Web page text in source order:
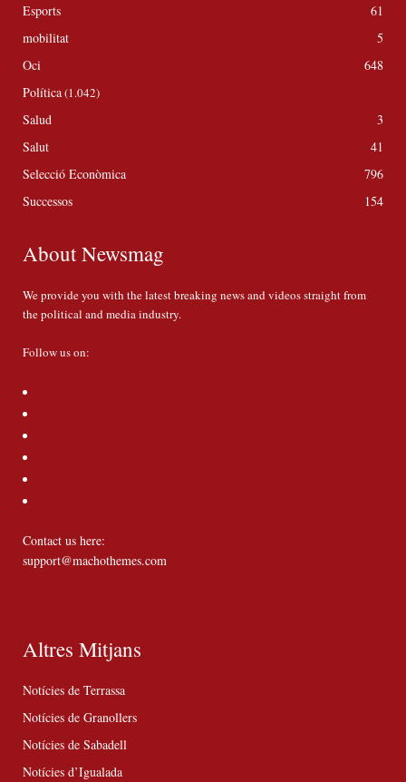
Esports
61
mobilitat
5
Oci
648
Política(1.042)
Salud
3
Salut
41
Selecció Econòmica
796
Successos
154
About Newsmag
We provide you with the latest breaking news and videos straight from
the political and media industry.
Follow us on:
Contact us here:
support@machothemes.com
Altres Mitjans
Notícies de Terrassa
Notícies de Granollers
Notícies de Sabadell
Notícies d’Igualada